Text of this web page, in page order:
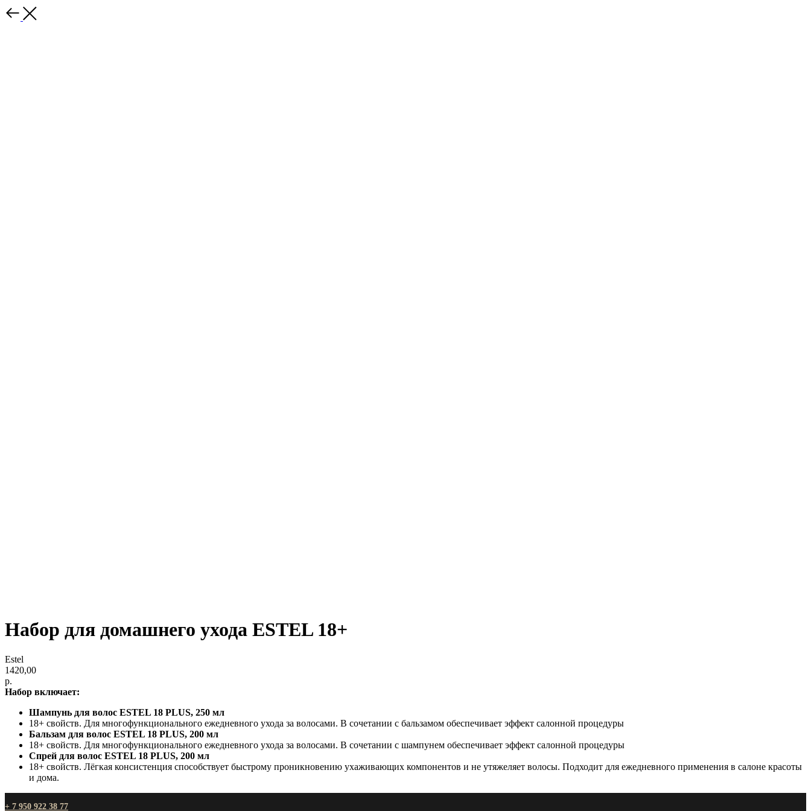
Набор для домашнего ухода ESTEL 18+
Estel
1420,00
р.
Набор включает:
Шампунь для волос ESTEL 18 PLUS, 250 мл
18+ свойств. Для многофункционального ежедневного ухода за волосами. В сочетании с бальзамом обеспечивает эффект салонной процедуры
Бальзам для волос ESTEL 18 PLUS, 200 мл
18+ свойств. Для многофункционального ежедневного ухода за волосами. В сочетании с шампунем обеспечивает эффект салонной процедуры
Спрей для волос ESTEL 18 PLUS, 200 мл
18+ свойств. Лёгкая консистенция способствует быстрому проникновению ухаживающих компонентов и не утяжеляет волосы. Подходит для ежедневного применения в салоне красоты
и дома.
+ 7 950 922 38 77